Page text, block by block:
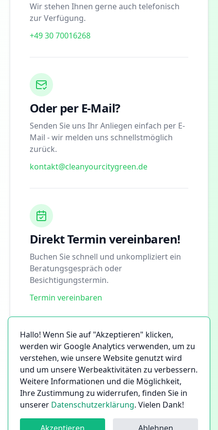
Wir stehen Ihnen gerne auch telefonisch
zur Verfügung.
+49 30 70016268
Oder per E-Mail?
Senden Sie uns Ihr Anliegen einfach per E-
Mail - wir melden uns schnellstmöglich
zurück.
kontakt@cleanyourcitygreen.de
Direkt Termin vereinbaren!
Buchen Sie schnell und unkompliziert ein
Beratungsgespräch oder
Besichtigungstermin.
Termin vereinbaren
Hallo! Wenn Sie auf "Akzeptieren" klicken,
werden wir Google Analytics verwenden, um zu
verstehen, wie unsere Website genutzt wird
und um unsere Werbeaktivitäten zu verbessern.
Weitere Informationen und die Möglichkeit,
Ihre Zustimmung zu widerrufen, finden Sie in
unserer Datenschutzerklärung. Vielen Dank!